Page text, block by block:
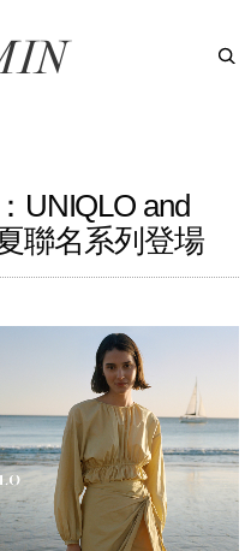
UNIQLO and
聯名系列登場